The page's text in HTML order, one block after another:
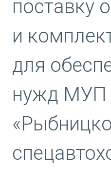
поставку
и
для
нужд МУП